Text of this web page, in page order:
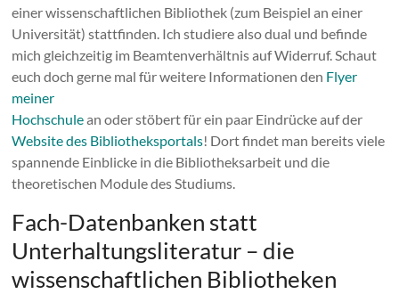
einer wissenschaftlichen Bibliothek (zum Beispiel an einer
Universität) stattfinden. Ich studiere also dual und befinde
mich gleichzeitig im Beamtenverhältnis auf Widerruf. Schaut
euch doch gerne mal für weitere Informationen den Flyer
meiner
Hochschulean oder stöbert für ein paar Eindrücke auf der
Website des Bibliotheksportals! Dort findet man bereits viele
spannende Einblicke in die Bibliotheksarbeit und die
theoretischen Module des Studiums.
Fach-Datenbanken statt
Unterhaltungsliteratur – die
wissenschaftlichen Bibliotheken